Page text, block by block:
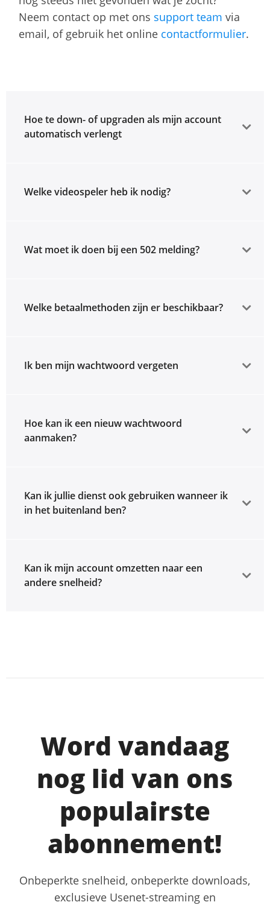
Neem contact op met ons support team via
email, of gebruik het online contactformulier.
Hoe te down- of upgraden als mijn account
automatisch verlengt
Welke videospeler heb ik nodig?
Wat moet ik doen bij een 502 melding?
Welke betaalmethoden zijn er beschikbaar?
Ik ben mijn wachtwoord vergeten
Hoe kan ik een nieuw wachtwoord
aanmaken?
Kan ik jullie dienst ook gebruiken wanneer ik
in het buitenland ben?
Kan ik mijn account omzetten naar een
andere snelheid?
Word vandaag
nog lid van ons
populairste
abonnement!
Onbeperkte snelheid, onbeperkte downloads,
exclusieve Usenet-streaming en